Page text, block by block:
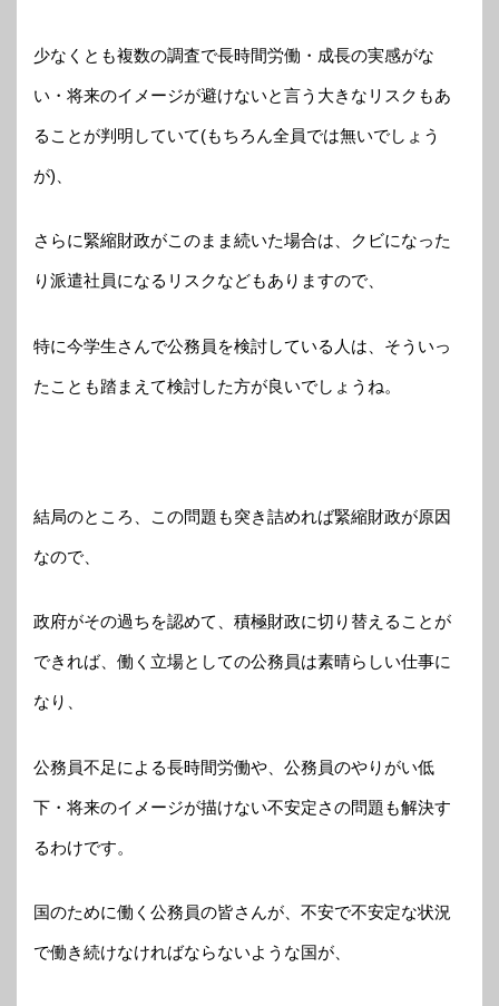
少なくとも複数の調査で長時間労働・成長の実感がな
い・将来のイメージが避けないと言う大きなリスクもあ
ることが判明していて(もちろん全員では無いでしょう
が)、
さらに緊縮財政がこのまま続いた場合は、クビになった
り派遣社員になるリスクなどもありますので、
特に今学生さんで公務員を検討している人は、そういっ
たことも踏まえて検討した方が良いでしょうね。
結局のところ、この問題も突き詰めれば緊縮財政が原因
なので、
政府がその過ちを認めて、積極財政に切り替えることが
できれば、働く立場としての公務員は素晴らしい仕事に
なり、
公務員不足による長時間労働や、公務員のやりがい低
下・将来のイメージが描けない不安定さの問題も解決す
るわけです。
国のために働く公務員の皆さんが、不安で不安定な状況
で働き続けなければならないような国が、